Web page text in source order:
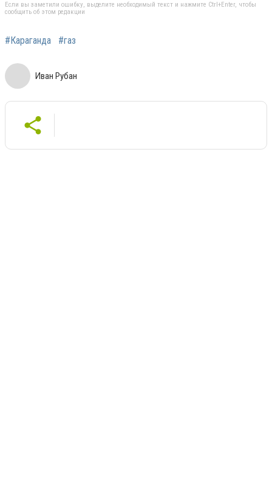
Если вы заметили ошибку, выделите необходимый текст и нажмите Ctrl+Enter, чтобы
сообщить об этом редакции
#Караганда #газ
Иван Рубан